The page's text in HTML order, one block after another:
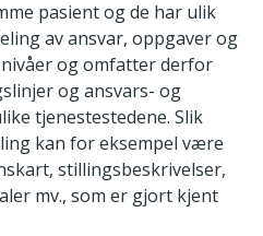
pasient og de har ulik
av ansvar, oppgaver og
og omfatter derfor
og ansvars- og
tjenestestedene. Slik
kan for eksempel være
stillingsbeskrivelser,
mv., som er gjort kjent